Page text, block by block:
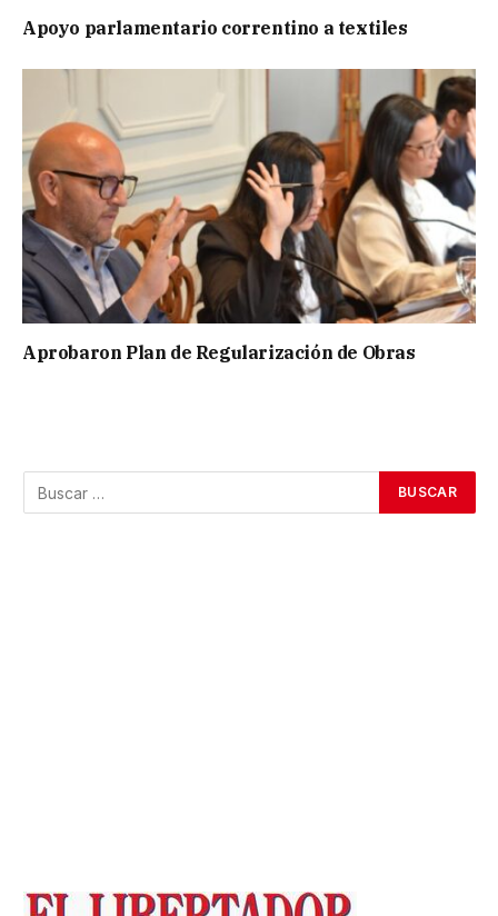
Apoyo parlamentario correntino a textiles
Aprobaron Plan de Regularización de Obras